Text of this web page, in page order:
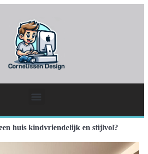
huis kindvriendelijk en stijlvol?